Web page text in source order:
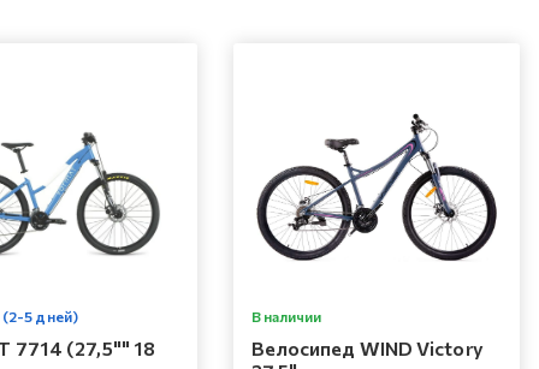
(2-5 дней)
7714 (27,5"" 18
В наличии
Велосипед WIND Victory